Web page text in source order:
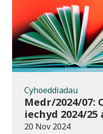
Cyhoeddiadau
Medr/2024/
iechyd 2024/
monitro
20 Nov 2024